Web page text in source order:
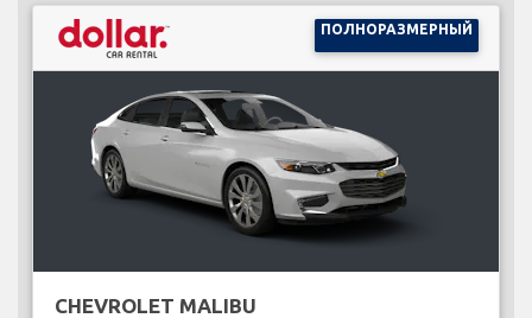
ПОЛНОРАЗМЕРНЫЙ
CHEVROLET MALIBU